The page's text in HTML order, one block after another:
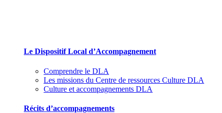
Le Dispositif Local d’Accompagnement
Comprendre le DLA
Les missions du Centre de ressources Culture DLA
Culture et accompagnements DLA
Récits d’accompagnements